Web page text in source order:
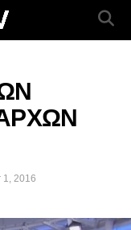
1, 2016